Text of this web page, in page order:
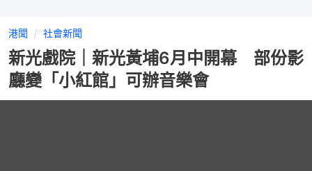
港聞 社會新聞
新光戲院｜新光黃埔6月中開幕 部份影
廳變「小紅館」可辦音樂會